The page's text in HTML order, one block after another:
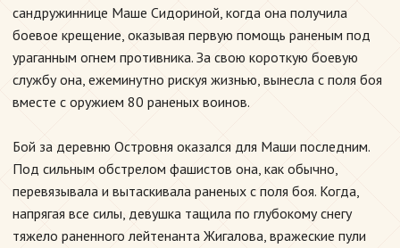
сандружиннице Маше Сидориной, когда она получила
боевое крещение, оказывая первую помощь раненым под
ураганным огнем противника. За свою короткую боевую
службу она, ежеминутно рискуя жизнью, вынесла с поля боя
вместе с оружием 80 раненых воинов.
Бой за деревню Островня оказался для Маши последним.
Под сильным обстрелом фашистов она, как обычно,
перевязывала и вытаскивала раненых с поля боя. Когда,
напрягая все силы, девушка тащила по глубокому снегу
тяжело раненного лейтенанта Жигалова, вражеские пули